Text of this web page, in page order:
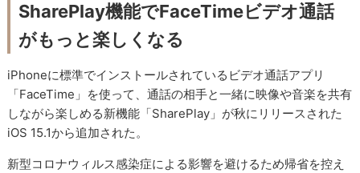
SharePlay機能でFaceTimeビデオ通話
がもっと楽しくなる
iPhoneに標準でインストールされているビデオ通話アプリ
「FaceTime」を使って、通話の相手と一緒に映像や音楽を共有
しながら楽しめる新機能「SharePlay」が秋にリリースされた
iOS 15.1から追加された。
新型コロナウィルス感染症による影響を避けるため帰省を控え